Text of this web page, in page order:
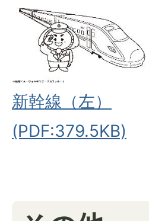
新幹線（左）
(PDF:379.5KB)